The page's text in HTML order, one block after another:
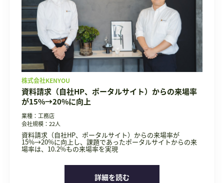
株式会社KENYOU
資料請求（自社HP、ポータルサイト）からの来場率
が15%→20%に向上
業種：工務店
会社規模：22人
資料請求（自社HP、ポータルサイト）からの来場率が
15%→20%に向上し、課題であったポータルサイトからの来
場率は、10.2%もの来場率を実現
詳細を読む